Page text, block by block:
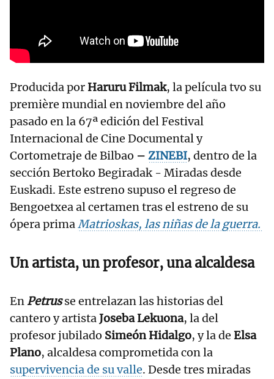
Producida por Haruru Filmak, la película tvo su
première mundial en noviembre del año
pasado en la 67ª edición del Festival
Internacional de Cine Documental y
Cortometraje de Bilbao – ZINEBI, dentro de la
sección Bertoko Begiradak - Miradas desde
Euskadi. Este estreno supuso el regreso de
Bengoetxea al certamen tras el estreno de su
ópera primaMatrioskas, las niñas de la guerra.
Un artista, un profesor, una alcaldesa
EnPetrusse entrelazan las historias del
cantero y artistaJoseba Lekuona, la del
profesor jubilado Simeón Hidalgo, y la de Elsa
Plano, alcaldesa comprometida con la
supervivencia de su valle. Desde tres miradas